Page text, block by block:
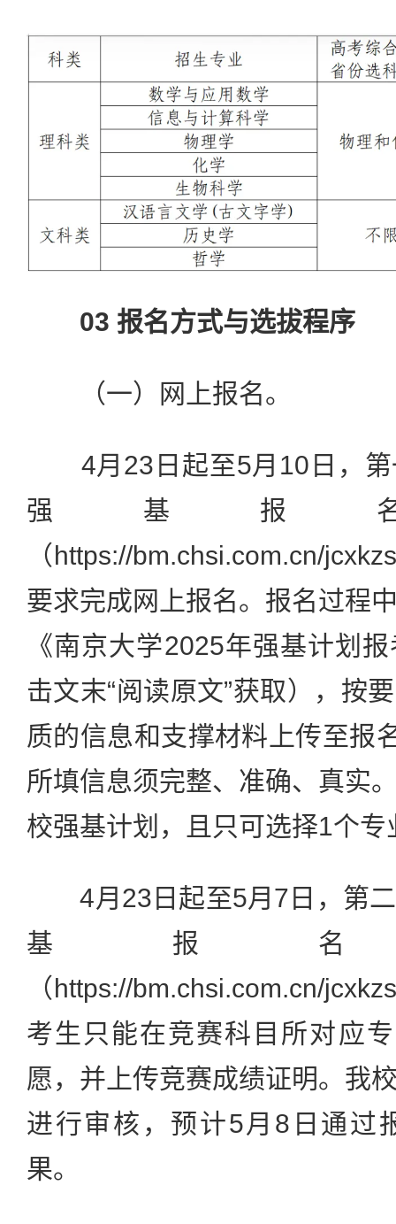
03 报名方式与选拔程序
（一）网上报名。
4月23日起至5月10日，第
强基报
（https://bm.chsi.com.cn/
要求完成网上报名。报名过程
《南京大学2025年强基计划
击文末“阅读原文”获取），按
质的信息和支撑材料上传至报
所填信息须完整、准确、真实
校强基计划，且只可选择1个专
4月23日起至5月7日，第二
基报
（https://bm.chsi.com.cn/
考生只能在竞赛科目所对应
愿，并上传竞赛成绩证明。我
进行审核，预计5月8日通过
果。